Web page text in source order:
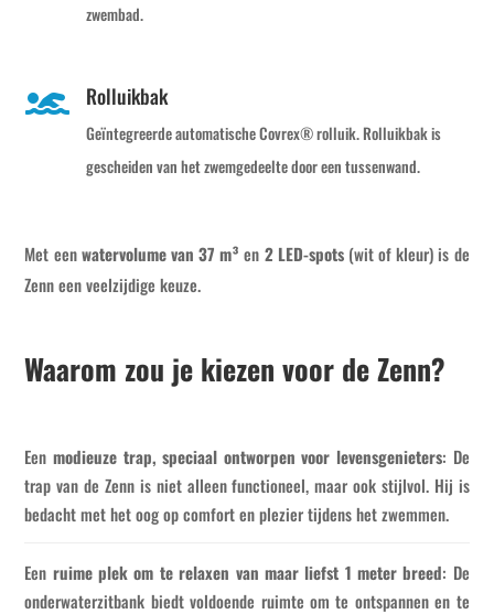
zwembad.
 Rolluikbak
Geïntegreerde automatische Covrex® rolluik. Rolluikbak is
gescheiden van het zwemgedeelte door een tussenwand.
Met eenwatervolume van 37 m³ en 2 LED-spots(wit of kleur) is de
Zenn een veelzijdige keuze.
Waarom zou je kiezen voor de Zenn?
Eenmodieuze trap, speciaal ontworpen voor levensgenieters: De
trap van de Zenn is niet alleen functioneel, maar ook stijlvol. Hij is
bedacht met het oog op comfort en plezier tijdens het zwemmen.
Een ruime plek om te relaxen van maar liefst 1 meter breed: De
onderwaterzitbank biedt voldoende ruimte om te ontspannen en te